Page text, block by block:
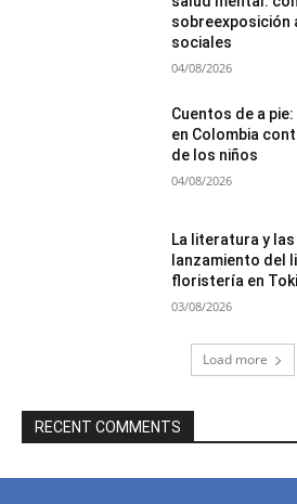
sobreexposición
sociales
04/08/2026
Cuentos de a
en Colombia
de los niños
04/08/2026
La literatura y
lanzamiento del
floristería en
03/08/2026
Load more
RECENT COMMENTS